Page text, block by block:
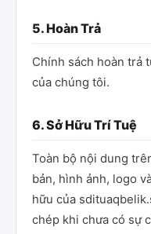
5. Hoàn Trả
Chính sách hoàn trả
của chúng tôi.
6. Sở Hữu Trí Tuệ
Toàn bộ nội dung
bản, hình ảnh, logo
hữu của
chép khi chưa có sự